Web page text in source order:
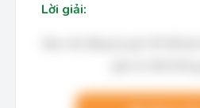
Lời giải: